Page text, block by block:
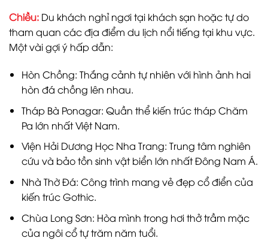
Chiều: Du khách nghỉ ngơi tại khách sạn hoặc tự do
tham quan các địa điểm du lịch nổi tiếng tại khu vực.
Một vài gợi ý hấp dẫn:
Hòn Chồng: Thắng cảnh tự nhiên với hình ảnh hai
hòn đá chồng lên nhau.
Tháp Bà Ponagar: Quần thể kiến trúc tháp Chăm
Pa lớn nhất Việt Nam.
Viện Hải Dương Học Nha Trang: Trung tâm nghiên
cứu và bảo tồn sinh vật biển lớn nhất Đông Nam Á.
Nhà Thờ Đá: Công trình mang vẻ đẹp cổ điển của
kiến trúc Gothic.
Chùa Long Sơn: Hòa mình trong hơi thở trầm mặc
của ngôi cổ tự trăm năm tuổi.